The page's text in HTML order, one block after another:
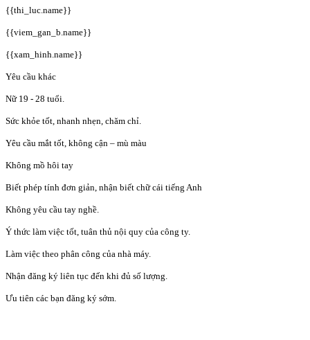
{{thi_luc.name}}
{{viem_gan_b.name}}
{{xam_hinh.name}}
Yêu cầu khác
Nữ 19 - 28 tuổi.
Sức khỏe tốt, nhanh nhẹn, chăm chỉ.
Yêu cầu mắt tốt, không cận – mù màu
Không mồ hôi tay
Biết phép tính đơn giản, nhận biết chữ cái tiếng Anh
Không yêu cầu tay nghề.
Ý thức làm việc tốt, tuân thủ nội quy của công ty.
Làm việc theo phân công của nhà máy.
Nhận đăng ký liên tục đến khi đủ số lượng.
Ưu tiên các bạn đăng ký sớm.